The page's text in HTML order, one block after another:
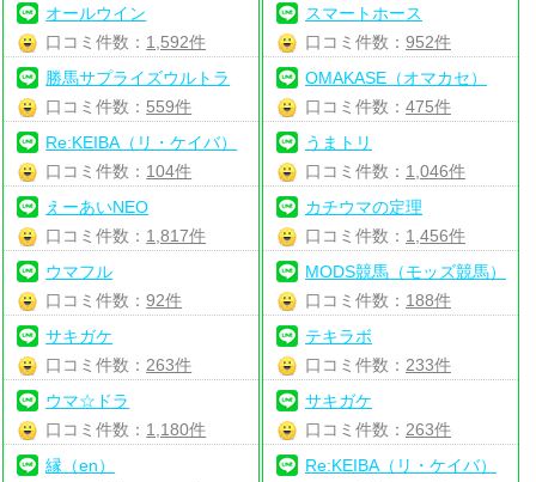
オールウイン
口コミ件数： 1,592件
勝馬サプライズウルトラ
口コミ件数： 559件
Re:KEIBA（リ・ケイバ）
口コミ件数： 104件
えーあいNEO
口コミ件数： 1,817件
ウマフル
口コミ件数：92件
サキガケ
口コミ件数： 263件
ウマ☆ドラ
口コミ件数： 1,180件
縁（en）
スマートホース
口コミ件数： 952件
OMAKASE（オマカセ）
口コミ件数： 475件
うまトリ
口コミ件数： 1,046件
カチウマの定理
口コミ件数： 1,456件
MODS競馬（モッズ競馬）
口コミ件数： 188件
テキラボ
口コミ件数： 233件
サキガケ
口コミ件数： 263件
Re:KEIBA（リ・ケイバ）